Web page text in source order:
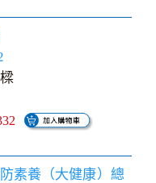
素養（大健康）總